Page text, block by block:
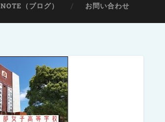
NOTE（ブログ） お問い合わせ